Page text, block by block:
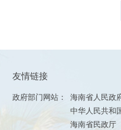
友情链接
政府部门网站：
海南省人民政
中华人民共和
海南省民政厅